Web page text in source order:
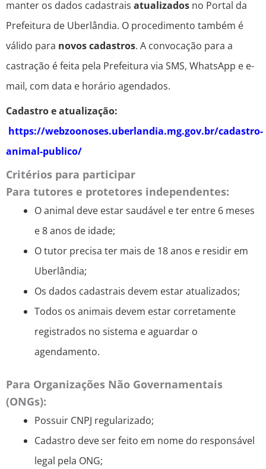
manter os dados cadastrais atualizados no Portal da
Prefeitura de Uberlândia. O procedimento também é
válido para novos cadastros. A convocação para a
castração é feita pela Prefeitura via SMS, WhatsApp e e-
mail, com data e horário agendados.
Cadastro e atualização:
https://webzoonoses.uberlandia.mg.gov.br/cadastro-
animal-publico/
Critérios para participar
Para tutores e protetores independentes:
O animal deve estar saudável e ter entre 6 meses
e 8 anos de idade;
O tutor precisa ter mais de 18 anos e residir em
Uberlândia;
Os dados cadastrais devem estar atualizados;
Todos os animais devem estar corretamente
registrados no sistema e aguardar o
agendamento.
Para Organizações Não Governamentais
(ONGs):
Possuir CNPJ regularizado;
Cadastro deve ser feito em nome do responsável
legal pela ONG;